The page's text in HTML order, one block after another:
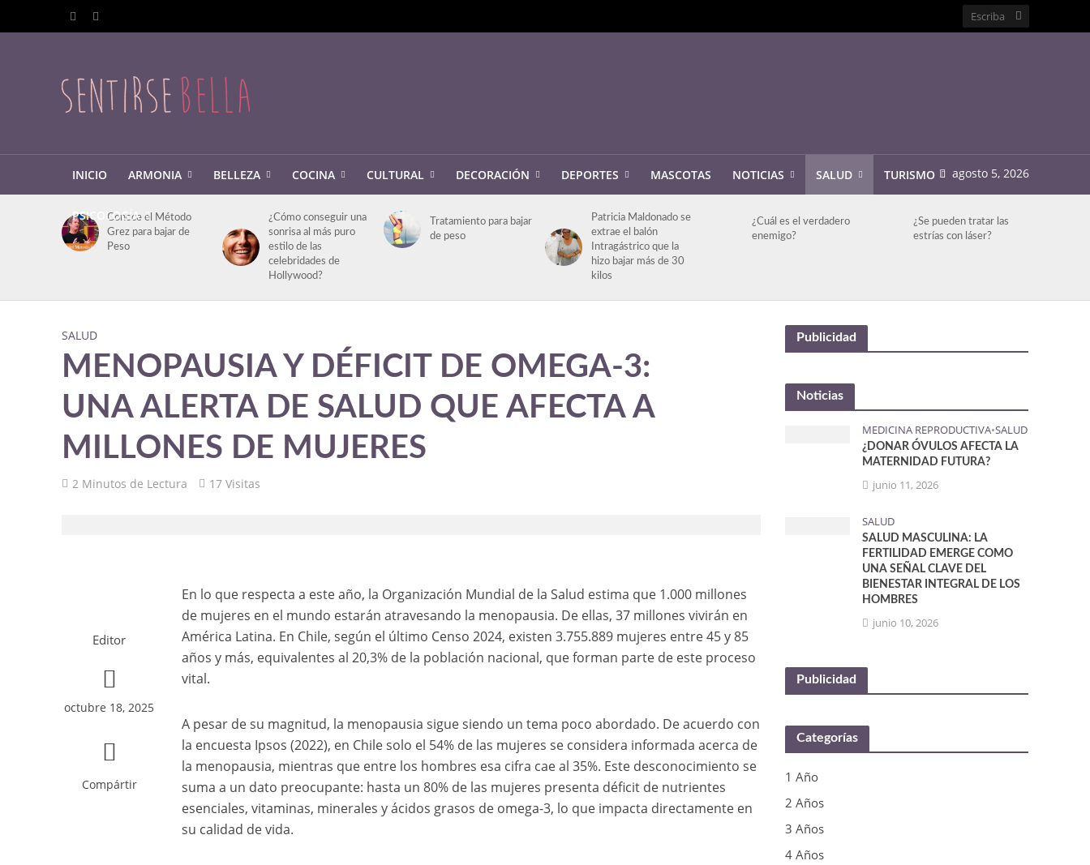
INICIO ARMONIA BELLEZA COCINA CULTURAL DECORACIÓN DEPORTES MASCOTAS NOTICIAS SALUD TURISMO
PSICOLOGÍA
agosto 5, 2026
Conoce el Método
Grez para bajar de
Peso
¿Cómo conseguir una
sonrisa al más puro
estilo de las
celebridades de
Hollywood?
Tratamiento para bajar
de peso
Patricia Maldonado se
extrae el balón
Intragástrico que la
hizo bajar más de 30
kilos
¿Cuál es el verdadero
enemigo?
¿Se pueden tratar las
estrías con láser?
SALUD
MENOPAUSIA Y DÉFICIT DE OMEGA-3:
UNA ALERTA DE SALUD QUE AFECTA A
MILLONES DE MUJERES
2 Minutos de Lectura 17 Visitas
Editor
octubre 18, 2025
Compártir
En lo que respecta a este año, la Organización Mundial de la Salud estima que 1.000 millones
de mujeres en el mundo estarán atravesando la menopausia. De ellas, 37 millones vivirán en
América Latina. En Chile, según el último Censo 2024, existen 3.755.889 mujeres entre 45 y 85
años y más, equivalentes al 20,3% de la población nacional, que forman parte de este proceso
vital.
A pesar de su magnitud, la menopausia sigue siendo un tema poco abordado. De acuerdo con
la encuesta Ipsos (2022), en Chile solo el 54% de las mujeres se considera informada acerca de
la menopausia, mientras que entre los hombres esa cifra cae al 35%. Este desconocimiento se
suma a un dato preocupante: hasta un 80% de las mujeres presenta déficit de nutrientes
esenciales, vitaminas, minerales y ácidos grasos de omega-3, lo que impacta directamente en
su calidad de vida.
Publicidad
Noticias
MEDICINA REPRODUCTIVA•SALUD
¿DONAR ÓVULOS AFECTA LA
MATERNIDAD FUTURA?
junio 11, 2026
SALUD
SALUD MASCULINA: LA
FERTILIDAD EMERGE COMO
UNA SEÑAL CLAVE DEL
BIENESTAR INTEGRAL DE LOS
HOMBRES
junio 10, 2026
Publicidad
Categorías
1 Año
2 Años
3 Años
4 Años